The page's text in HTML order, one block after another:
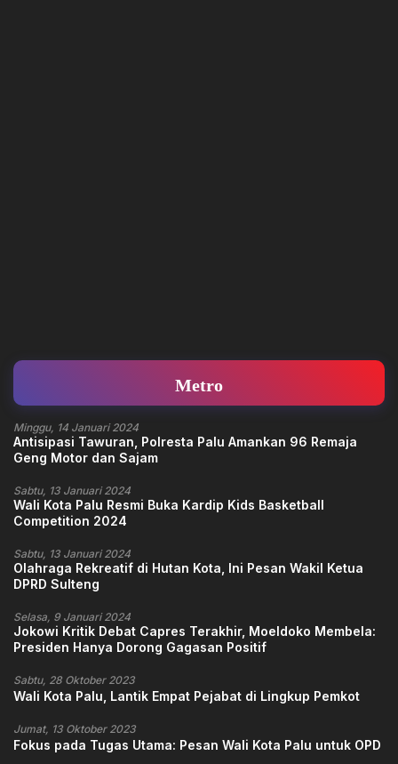
Metro
Minggu, 14 Januari 2024
Antisipasi Tawuran, Polresta Palu Amankan 96 Remaja
Geng Motor dan Sajam
Sabtu, 13 Januari 2024
Wali Kota Palu Resmi Buka Kardip Kids Basketball
Competition 2024
Sabtu, 13 Januari 2024
Olahraga Rekreatif di Hutan Kota, Ini Pesan Wakil Ketua
DPRD Sulteng
Selasa, 9 Januari 2024
Jokowi Kritik Debat Capres Terakhir, Moeldoko Membela:
Presiden Hanya Dorong Gagasan Positif
Sabtu, 28 Oktober 2023
Wali Kota Palu, Lantik Empat Pejabat di Lingkup Pemkot
Jumat, 13 Oktober 2023
Fokus pada Tugas Utama: Pesan Wali Kota Palu untuk OPD